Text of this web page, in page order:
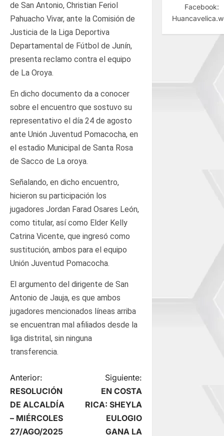
de San Antonio, Christian Feriol
Pahuacho Vivar, ante la Comisión de
Justicia de la Liga Deportiva
Departamental de Fútbol de Junín,
presenta reclamo contra el equipo
de La Oroya.
En dicho documento da a conocer
sobre el encuentro que sostuvo su
representativo el día 24 de agosto
ante Unión Juventud Pomacocha, en
el estadio Municipal de Santa Rosa
de Sacco de La oroya.
Señalando, en dicho encuentro,
hicieron su participación los
jugadores Jordan Farad Osares León,
como titular, así como Elder Kelly
Catrina Vicente, que ingresó como
sustitución, ambos para el equipo
Unión Juventud Pomacocha.
El argumento del dirigente de San
Antonio de Jauja, es que ambos
jugadores mencionados líneas arriba
se encuentran mal afiliados desde la
liga distrital, sin ninguna
transferencia.
N
a
v
Anterior:
RESOLUCIÓN
DE ALCALDÍA
– MIÉRCOLES
27/AGO/2025
Siguiente:
EN COSTA
RICA: SHEYLA
EULOGIO
GANA LA
Facebook: